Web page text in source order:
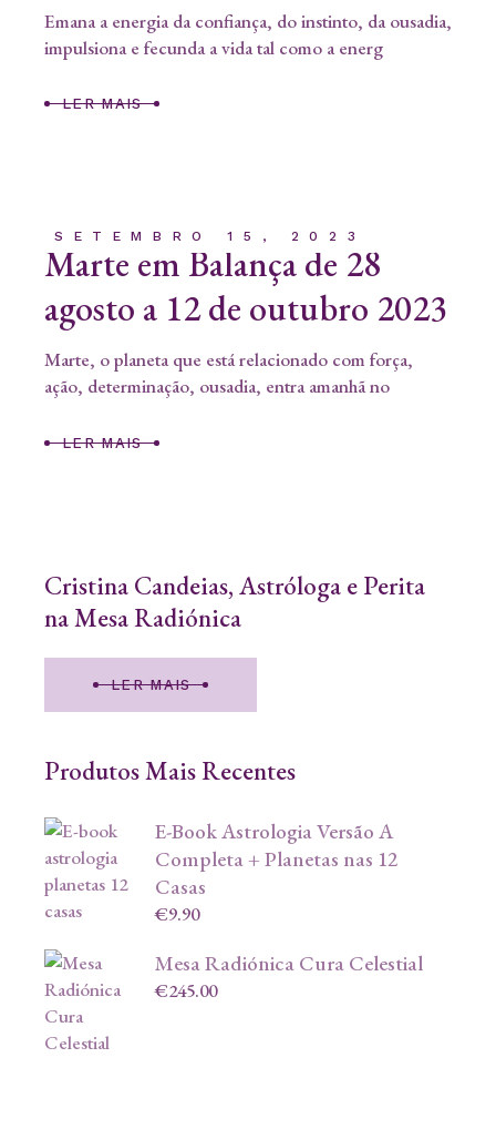
Emana a energia da confiança, do instinto, da ousadia,
impulsiona e fecunda a vida tal como a energ
LER MAIS
SETEMBRO 15, 2023
Marte em Balança de 28
agosto a 12 de outubro 2023
Marte, o planeta que está relacionado com força,
ação, determinação, ousadia, entra amanhã no
LER MAIS
Cristina Candeias, Astróloga e Perita
na Mesa Radiónica
LER MAIS
Produtos Mais Recentes
E-Book Astrologia Versão A
Completa + Planetas nas 12
Casas
€9.90
Mesa Radiónica Cura Celestial
€245.00